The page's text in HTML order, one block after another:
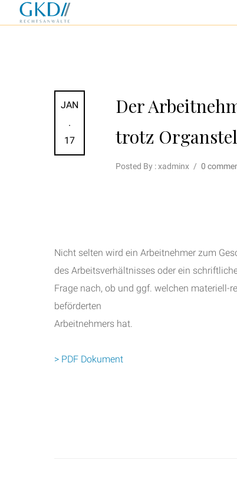
JAN
.
17
Der
trotz
Posted By : xadminx / 0
Nicht selten wird ein Arbeitnehmer zum
des Arbeitsverhältnisses oder ein
Frage nach, ob und ggf. welchen
beförderten
Arbeitnehmers hat.
> PDF Dokument